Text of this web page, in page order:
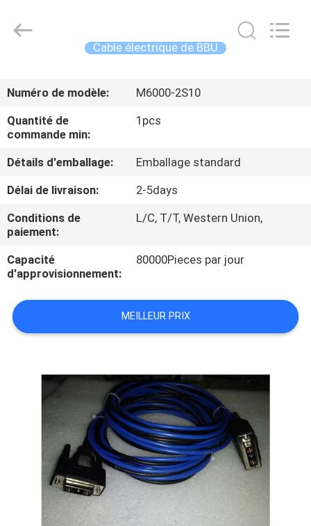
PRODUITS
AU
SUJET
DE
NOUS
VISITE
D'USINE
QUALITÉ
PLAN
WanyYi Telecom Tech Co.,Limited.
Cable électrique de BBU
Numéro de modèle:
M6000-2S10
Quantité de
commande min:
1pcs
Détails d'emballage:
Emballage standard
Délai de livraison:
2-5days
Conditions de
paiement:
L/C, T/T, Western Union,
Capacité
d'approvisionnement:
80000Pieces par jour
MEILLEUR PRIX